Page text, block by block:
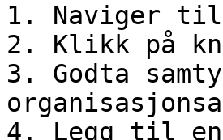
1. Naviger til
2. Klikk på
3. Godta
4. Legg til